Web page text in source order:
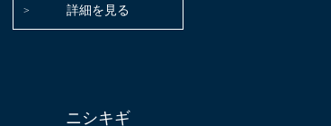
詳細を見る
ニシキギ